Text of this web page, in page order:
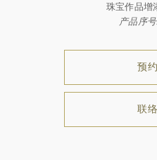
珠宝作品增
产品序
预
联